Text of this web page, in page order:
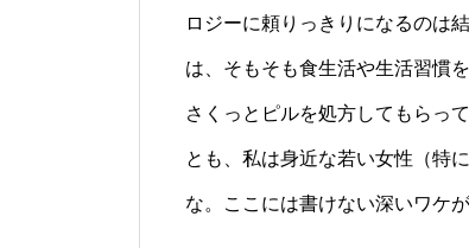
ロジーに頼りっきりになるのは
は、そもそも食生活や生活習慣
さくっとピルを処方してもらっ
とも、私は身近な若い女性（特
な。ここには書けない深いワケが